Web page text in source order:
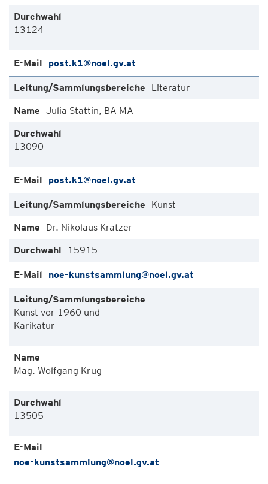
13124
post.k1@noel.gv.at
Literatur
Julia Stattin, BA MA
13090
post.k1@noel.gv.at
Kunst
Dr. Nikolaus Kratzer
15915
noe-kunstsammlung@noel.gv.at
Kunst vor 1960 und
Karikatur
Mag. Wolfgang Krug
13505
noe-kunstsammlung@noel.gv.at